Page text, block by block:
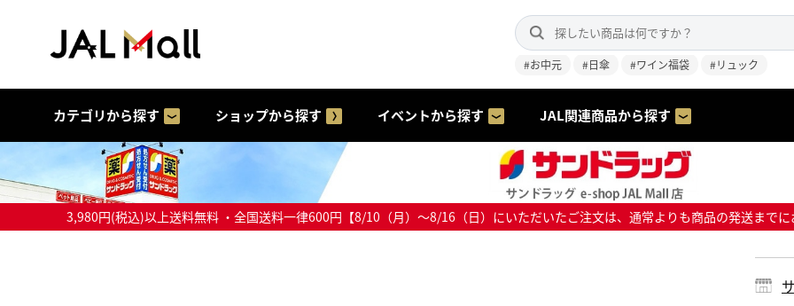
#お中元 #日傘 #ワイン福袋 #リュック
カテゴリから探す ショップから探す イベントから探す JAL関連商品から探す
3,980円(税込)以上送料無料 ・全国送料一律600円【8/10（月）～8/16（日）にいただいたご注文は、通常よりも商品の発送まで